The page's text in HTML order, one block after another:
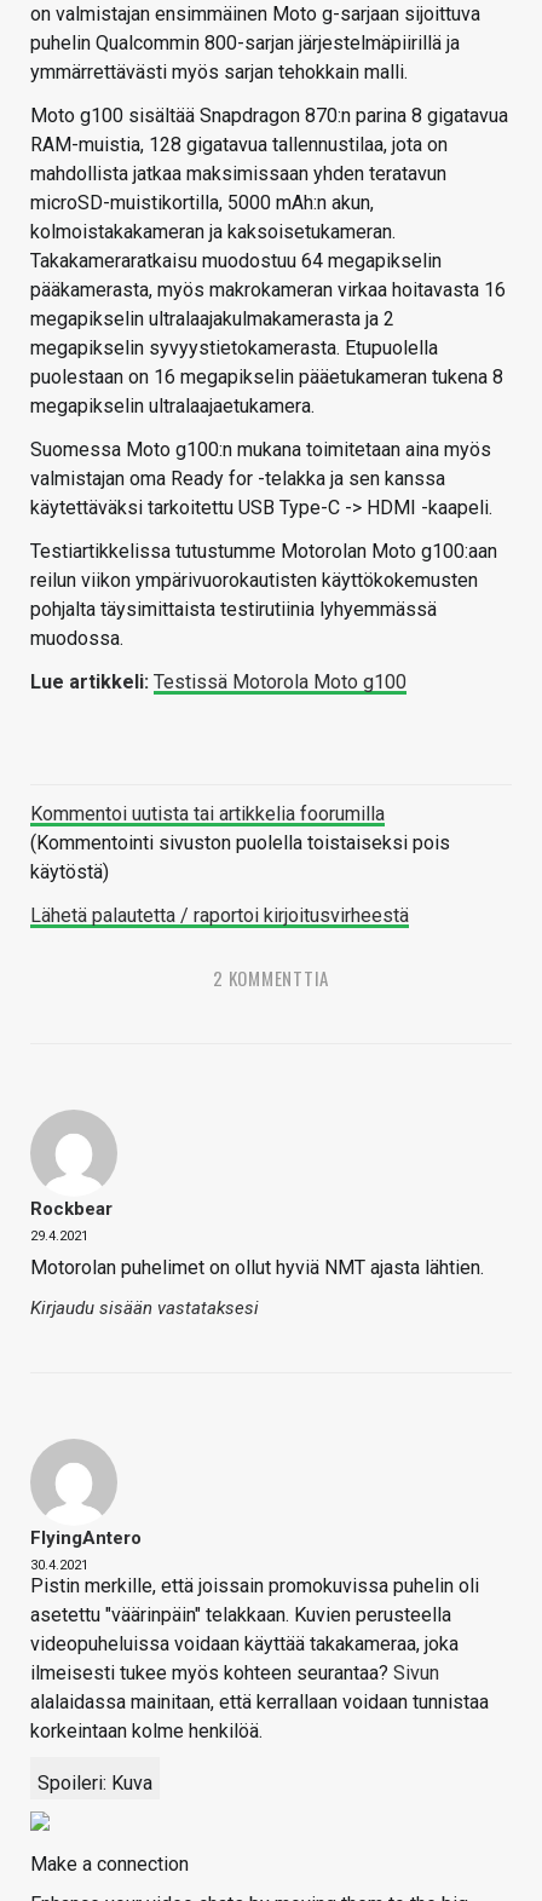
on valmistajan ensimmäinen Moto g-sarjaan sijoittuva
puhelin Qualcommin 800-sarjan järjestelmäpiirillä ja
ymmärrettävästi myös sarjan tehokkain malli.
Moto g100 sisältää Snapdragon 870:n parina 8 gigatavua
RAM-muistia, 128 gigatavua tallennustilaa, jota on
mahdollista jatkaa maksimissaan yhden teratavun
microSD-muistikortilla, 5000 mAh:n akun,
kolmoistakakameran ja kaksoisetukameran.
Takakameraratkaisu muodostuu 64 megapikselin
pääkamerasta, myös makrokameran virkaa hoitavasta 16
megapikselin ultralaajakulmakamerasta ja 2
megapikselin syvyystietokamerasta. Etupuolella
puolestaan on 16 megapikselin pääetukameran tukena 8
megapikselin ultralaajaetukamera.
Suomessa Moto g100:n mukana toimitetaan aina myös
valmistajan oma Ready for -telakka ja sen kanssa
käytettäväksi tarkoitettu USB Type-C -> HDMI -kaapeli.
Testiartikkelissa tutustumme Motorolan Moto g100:aan
reilun viikon ympärivuorokautisten käyttökokemusten
pohjalta täysimittaista testirutiinia lyhyemmässä
muodossa.
Lue artikkeli: Testissä Motorola Moto g100
Kommentoi uutista tai artikkelia foorumilla
(Kommentointi sivuston puolella toistaiseksi pois
käytöstä)
Lähetä palautetta / raportoi kirjoitusvirheestä
2 KOMMENTTIA
Rockbear
29.4.2021
Motorolan puhelimet on ollut hyviä NMT ajasta lähtien.
Kirjaudu sisään vastataksesi
FlyingAntero
30.4.2021
Pistin merkille, että joissain promokuvissa puhelin oli
asetettu "väärinpäin" telakkaan. Kuvien perusteella
videopuheluissa voidaan käyttää takakameraa, joka
ilmeisesti tukee myös kohteen seurantaa? Sivun
alalaidassa mainitaan, että kerrallaan voidaan tunnistaa
korkeintaan kolme henkilöä.
Spoileri: Kuva
Make a connection